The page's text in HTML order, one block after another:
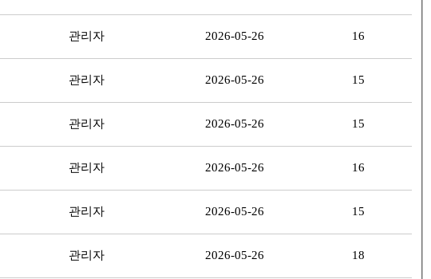
관리자 2026-05-26 16
관리자 2026-05-26 15
관리자 2026-05-26 15
관리자 2026-05-26 16
관리자 2026-05-26 15
관리자 2026-05-26 18